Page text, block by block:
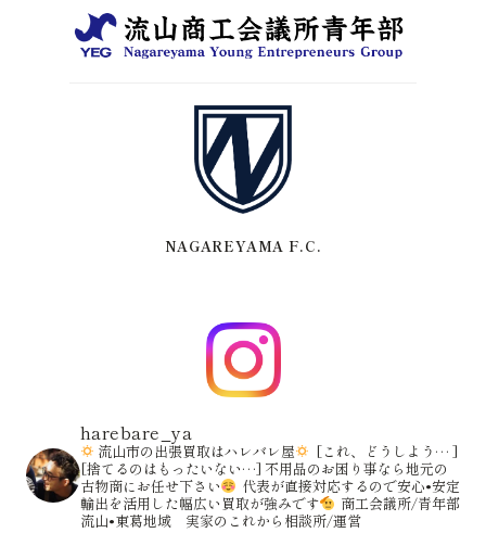
NAGAREYAMA F.C.
harebare_ya
流山市の出張買取はハレバレ屋
[これ、どうしよう… ]
[捨てるのはもったいない…] 不用品のお困り事なら地元の
古物商にお任せ下さい
代表が直接対応するので安心•安定
輸出を活用した幅広い買取が強みです
商工会議所/青年部
流山•東葛地域 実家のこれから相談所/運営